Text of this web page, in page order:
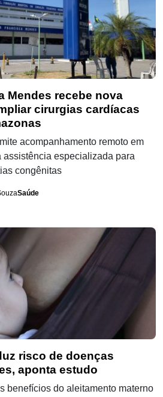
Mendes recebe nova
cirurgias cardíacas
acompanhamento remoto em
assistência especializada para
congênitas
Saúde
risco de doenças
aponta estudo
benefícios do aleitamento materno